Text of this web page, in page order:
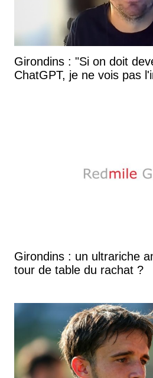
Girondins : "Si on doit
ChatGPT, je ne vois pas
Girondins : un ultrariche
tour de table du rachat ?